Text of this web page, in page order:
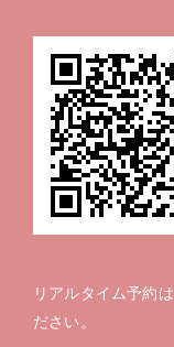
リアルタイム予約は
ださい。